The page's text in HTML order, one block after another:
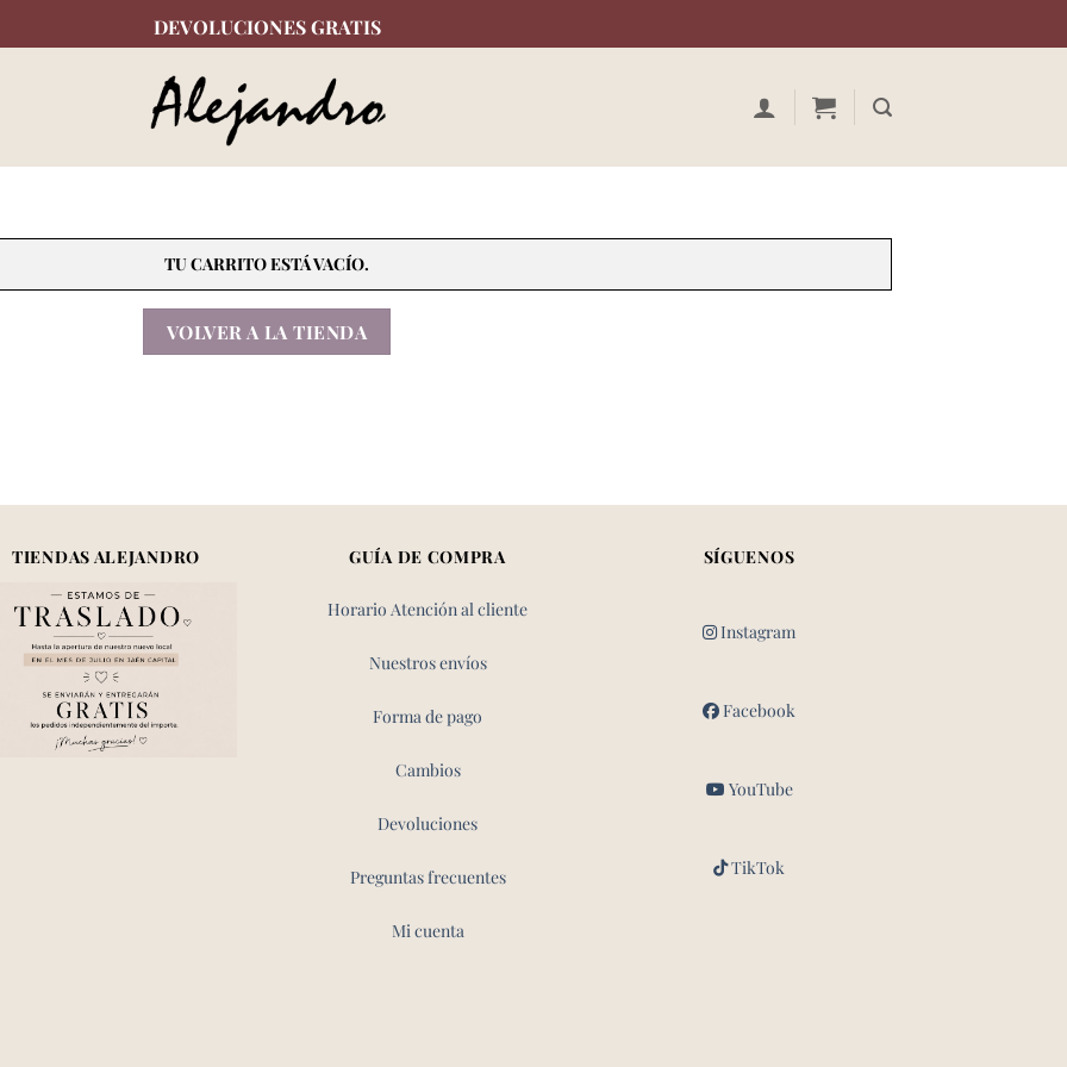
DEVOLUCIONES GRATIS
TU CARRITO ESTÁ VACÍO.
VOLVER A LA TIENDA
TIENDAS ALEJANDRO GUÍA DE COMPRA
Horario Atención al cliente
Nuestros envíos
Forma de pago
Cambios
Devoluciones
Preguntas frecuentes
Mi cuenta
SÍGUENOS
Instagram
Facebook
YouTube
TikTok